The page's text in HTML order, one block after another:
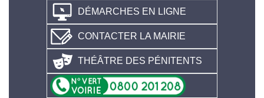
DÉMARCHES EN LIGNE
CONTACTER LA MAIRIE
THÉÂTRE DES PÉNITENTS